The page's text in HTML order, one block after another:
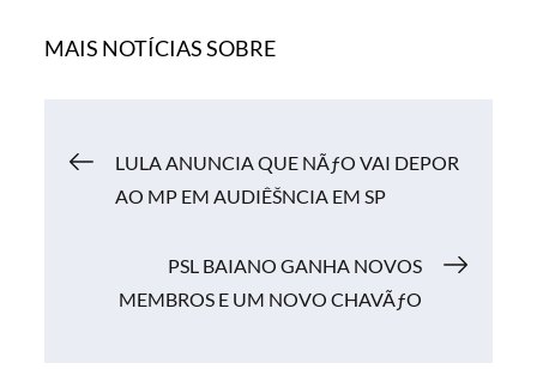
MAIS NOTÍCIAS SOBRE
Navegação
Post
LULA ANUNCIA QUE NÃƒO VAI DEPOR
AO MP EM AUDIÊŠNCIA EM SP
PSL BAIANO GANHA NOVOS
MEMBROS E UM NOVO CHAVÃƒO